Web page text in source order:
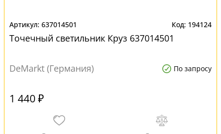
637014501 194124
Точечный светильник Круз 637014501
DeMarkt (Германия) По запросу
1 440 ₽